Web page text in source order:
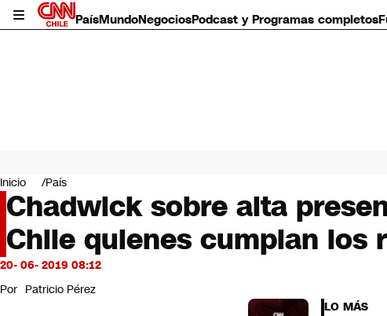
PaísMundoNegociosPodcast y Programas completos
Mundo
Negocios
Deportes
Programas completos
Cultura
Servicios
Bits
CNN Data
Inicio País
Chadwick sobre alta
Chile quienes cumplan los
20- 06- 2019 08:12
Por Patricio Pérez
LO MÁS